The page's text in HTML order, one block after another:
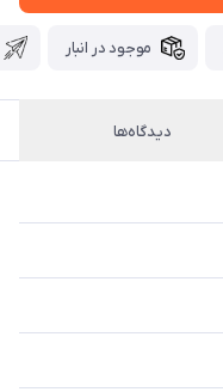
موجود در انبار
دیدگاه‌ها